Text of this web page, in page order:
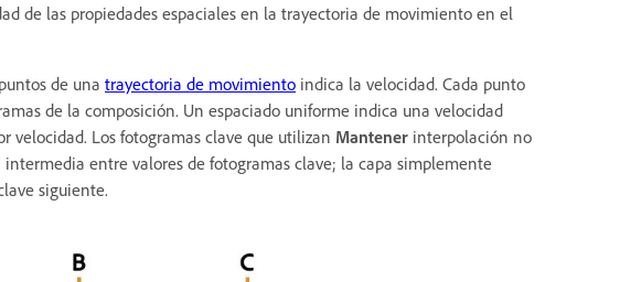
de las propiedades espaciales en la trayectoria de movimiento en el
de una trayectoria de movimiento indica la velocidad. Cada punto
de la composición. Un espaciado uniforme indica una velocidad
velocidad. Los fotogramas clave que utilizan Mantener interpolación no
entre valores de fotogramas clave; la capa simplemente
siguiente.